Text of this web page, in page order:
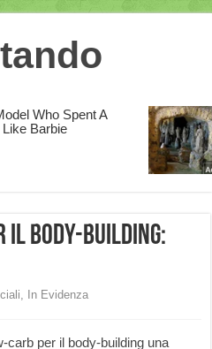
il body-building:
,
In Evidenza